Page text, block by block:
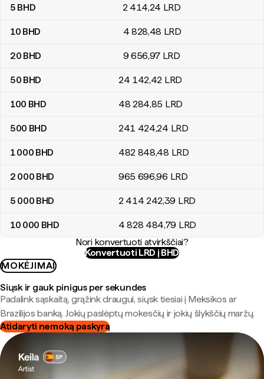
5 BHD 2 414,24 LRD
10 BHD 4 828,48 LRD
20 BHD 9 656,97 LRD
50 BHD 24 142,42 LRD
100 BHD 48 284,85 LRD
500 BHD 241 424,24 LRD
1 000 BHD 482 848,48 LRD
2 000 BHD 965 696,96 LRD
5 000 BHD 2 414 242,39 LRD
10 000 BHD 4 828 484,79 LRD
Nori konvertuoti atvirkščiai?
Konvertuoti LRD į BHD
MOKĖJIMAI
Siųsk ir gauk pinigus per sekundes
Padalink sąskaitą, grąžink draugui, siųsk tiesiai į Meksikos ar
Brazilijos banką. Jokių paslėptų mokesčių ir jokių šlykščių maržų.
Atidaryti nemoką paskyrą